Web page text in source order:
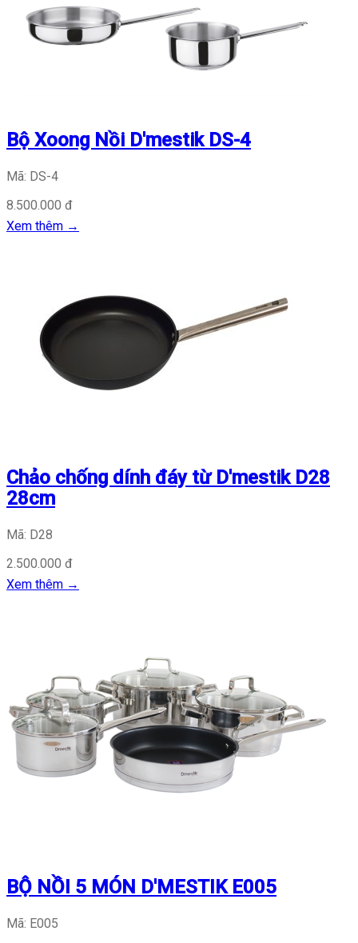
Bộ Xoong Nồi D'mestik DS-4
Mã: DS-4
8.500.000 đ
Xem thêm →
Chảo chống dính đáy từ D'mestik D28
28cm
Mã: D28
2.500.000 đ
Xem thêm →
BỘ NỒI 5 MÓN D'MESTIK E005
Mã: E005